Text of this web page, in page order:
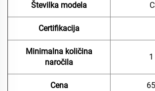
Številka modela
Certifikacija
Minimalna količina
naročila
Cena